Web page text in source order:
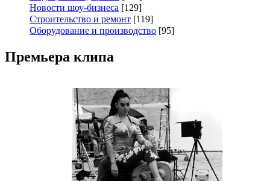
Новости шоу-бизнеса [129]
Строительство и ремонт [119]
Оборудование и производство [95]
Премьера клипа